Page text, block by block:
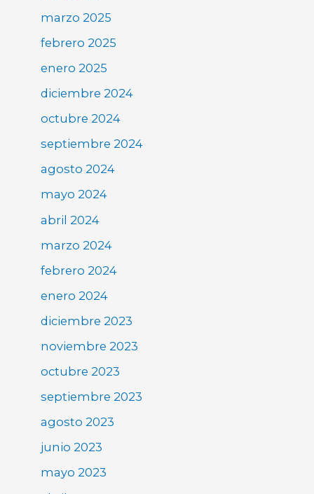
marzo 2025
febrero 2025
enero 2025
diciembre 2024
octubre 2024
septiembre 2024
agosto 2024
mayo 2024
abril 2024
marzo 2024
febrero 2024
enero 2024
diciembre 2023
noviembre 2023
octubre 2023
septiembre 2023
agosto 2023
junio 2023
mayo 2023